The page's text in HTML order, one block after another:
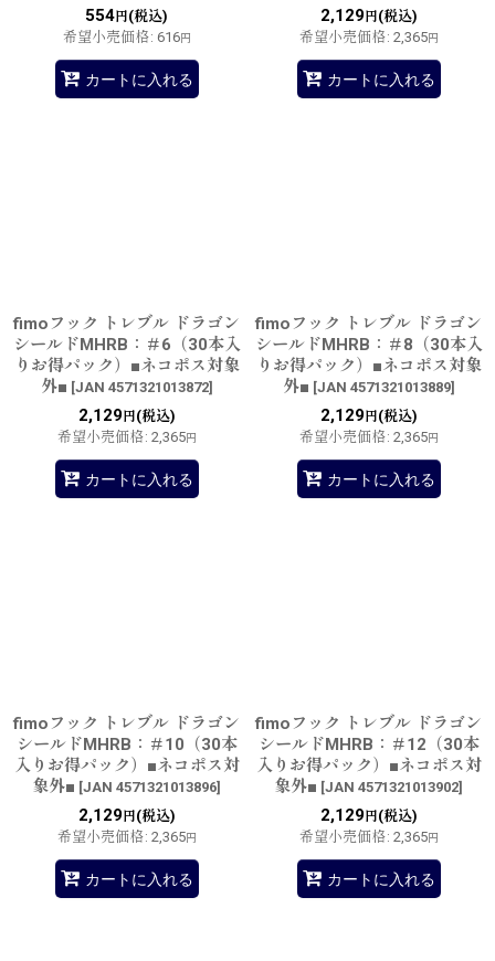
554 円(税込)
希望小売価格: 616円
カートに入れる
2,129円(税込)
希望小売価格: 2,365円
カートに入れる
fimoフック トレブル ドラゴン
シールドMHRB：＃6（30本入
りお得パック）■ネコポス対象
外■ [JAN 4571321013872]
2,129円(税込)
希望小売価格: 2,365円
カートに入れる
fimoフック トレブル ドラゴン
シールドMHRB：＃8（30本入
りお得パック）■ネコポス対象
外■ [JAN 4571321013889]
2,129円(税込)
希望小売価格: 2,365円
カートに入れる
fimoフック トレブル ドラゴン
シールドMHRB：＃10（30本
入りお得パック）■ネコポス対
象外■ [JAN 4571321013896]
2,129円(税込)
希望小売価格: 2,365円
カートに入れる
fimoフック トレブル ドラゴン
シールドMHRB：＃12（30本
入りお得パック）■ネコポス対
象外■ [JAN 4571321013902]
2,129円(税込)
希望小売価格: 2,365円
カートに入れる